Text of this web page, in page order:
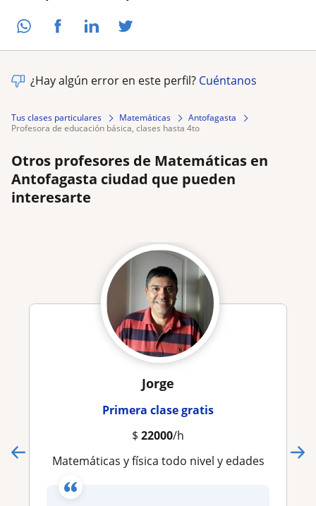
¿Hay algún error en este perfil? Cuéntanos
Tus clases particulares Matemáticas
Antofagasta
profesora de educación básica, clases hasta 4to
Otros profesores de Matemáticas en
Antofagasta ciudad que pueden
interesarte
Jorge
Primera clase gratis
$ 22000/h
Matemáticas y física todo nivel y edades